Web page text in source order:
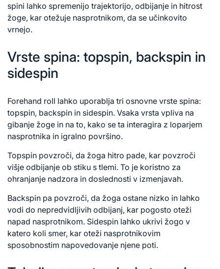
spini lahko spremenijo trajektorijo, odbijanje in hitrost
žoge, kar otežuje nasprotnikom, da se učinkovito
vrnejo.
Vrste spina: topspin, backspin in
sidespin
Forehand roll lahko uporablja tri osnovne vrste spina:
topspin, backspin in sidespin. Vsaka vrsta vpliva na
gibanje žoge in na to, kako se ta interagira z loparjem
nasprotnika in igralno površino.
Topspin povzroči, da žoga hitro pade, kar povzroči
višje odbijanje ob stiku s tlemi. To je koristno za
ohranjanje nadzora in doslednosti v izmenjavah.
Backspin pa povzroči, da žoga ostane nizko in lahko
vodi do nepredvidljivih odbijanj, kar pogosto oteži
napad nasprotnikom. Sidespin lahko ukrivi žogo v
katero koli smer, kar oteži nasprotnikovim
sposobnostim napovedovanje njene poti.